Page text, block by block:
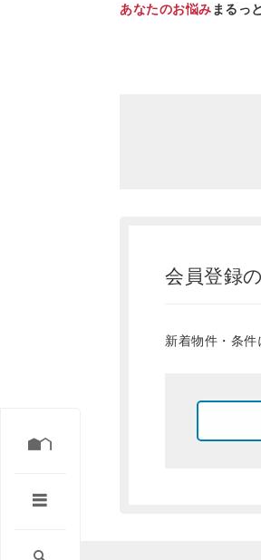
あなたのお悩み まるっと
会員登録
新着物件・条件